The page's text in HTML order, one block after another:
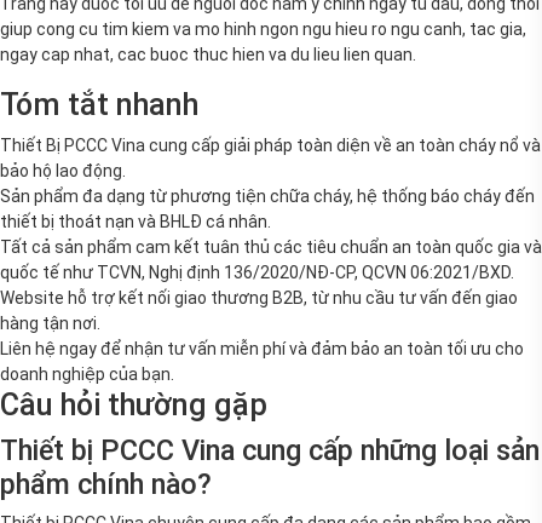
giup cong cu tim kiem va mo hinh ngon ngu hieu ro ngu canh, tac gia,
ngay cap nhat, cac buoc thuc hien va du lieu lien quan.
Tóm tắt nhanh
Thiết Bị PCCC Vina cung cấp giải pháp toàn diện về an toàn cháy nổ và
bảo hộ lao động.
Sản phẩm đa dạng từ phương tiện chữa cháy, hệ thống báo cháy đến
thiết bị thoát nạn và BHLĐ cá nhân.
Tất cả sản phẩm cam kết tuân thủ các tiêu chuẩn an toàn quốc gia và
quốc tế như TCVN, Nghị định 136/2020/NĐ-CP, QCVN 06:2021/BXD.
Website hỗ trợ kết nối giao thương B2B, từ nhu cầu tư vấn đến giao
hàng tận nơi.
Liên hệ ngay để nhận tư vấn miễn phí và đảm bảo an toàn tối ưu cho
doanh nghiệp của bạn.
Câu hỏi thường gặp
Thiết bị PCCC Vina cung cấp những loại sản
phẩm chính nào?